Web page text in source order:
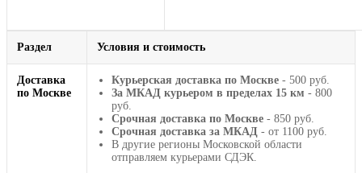
Раздел Условия и стоимость
Доставка
по Москве
Курьерская доставка по Москве - 500 руб.
За МКАД курьером в пределах 15 км - 800
руб.
Срочная доставка по Москве - 850 руб.
Срочная доставка за МКАД - от 1100 руб.
В другие регионы Московской области
отправляем курьерами СДЭК.